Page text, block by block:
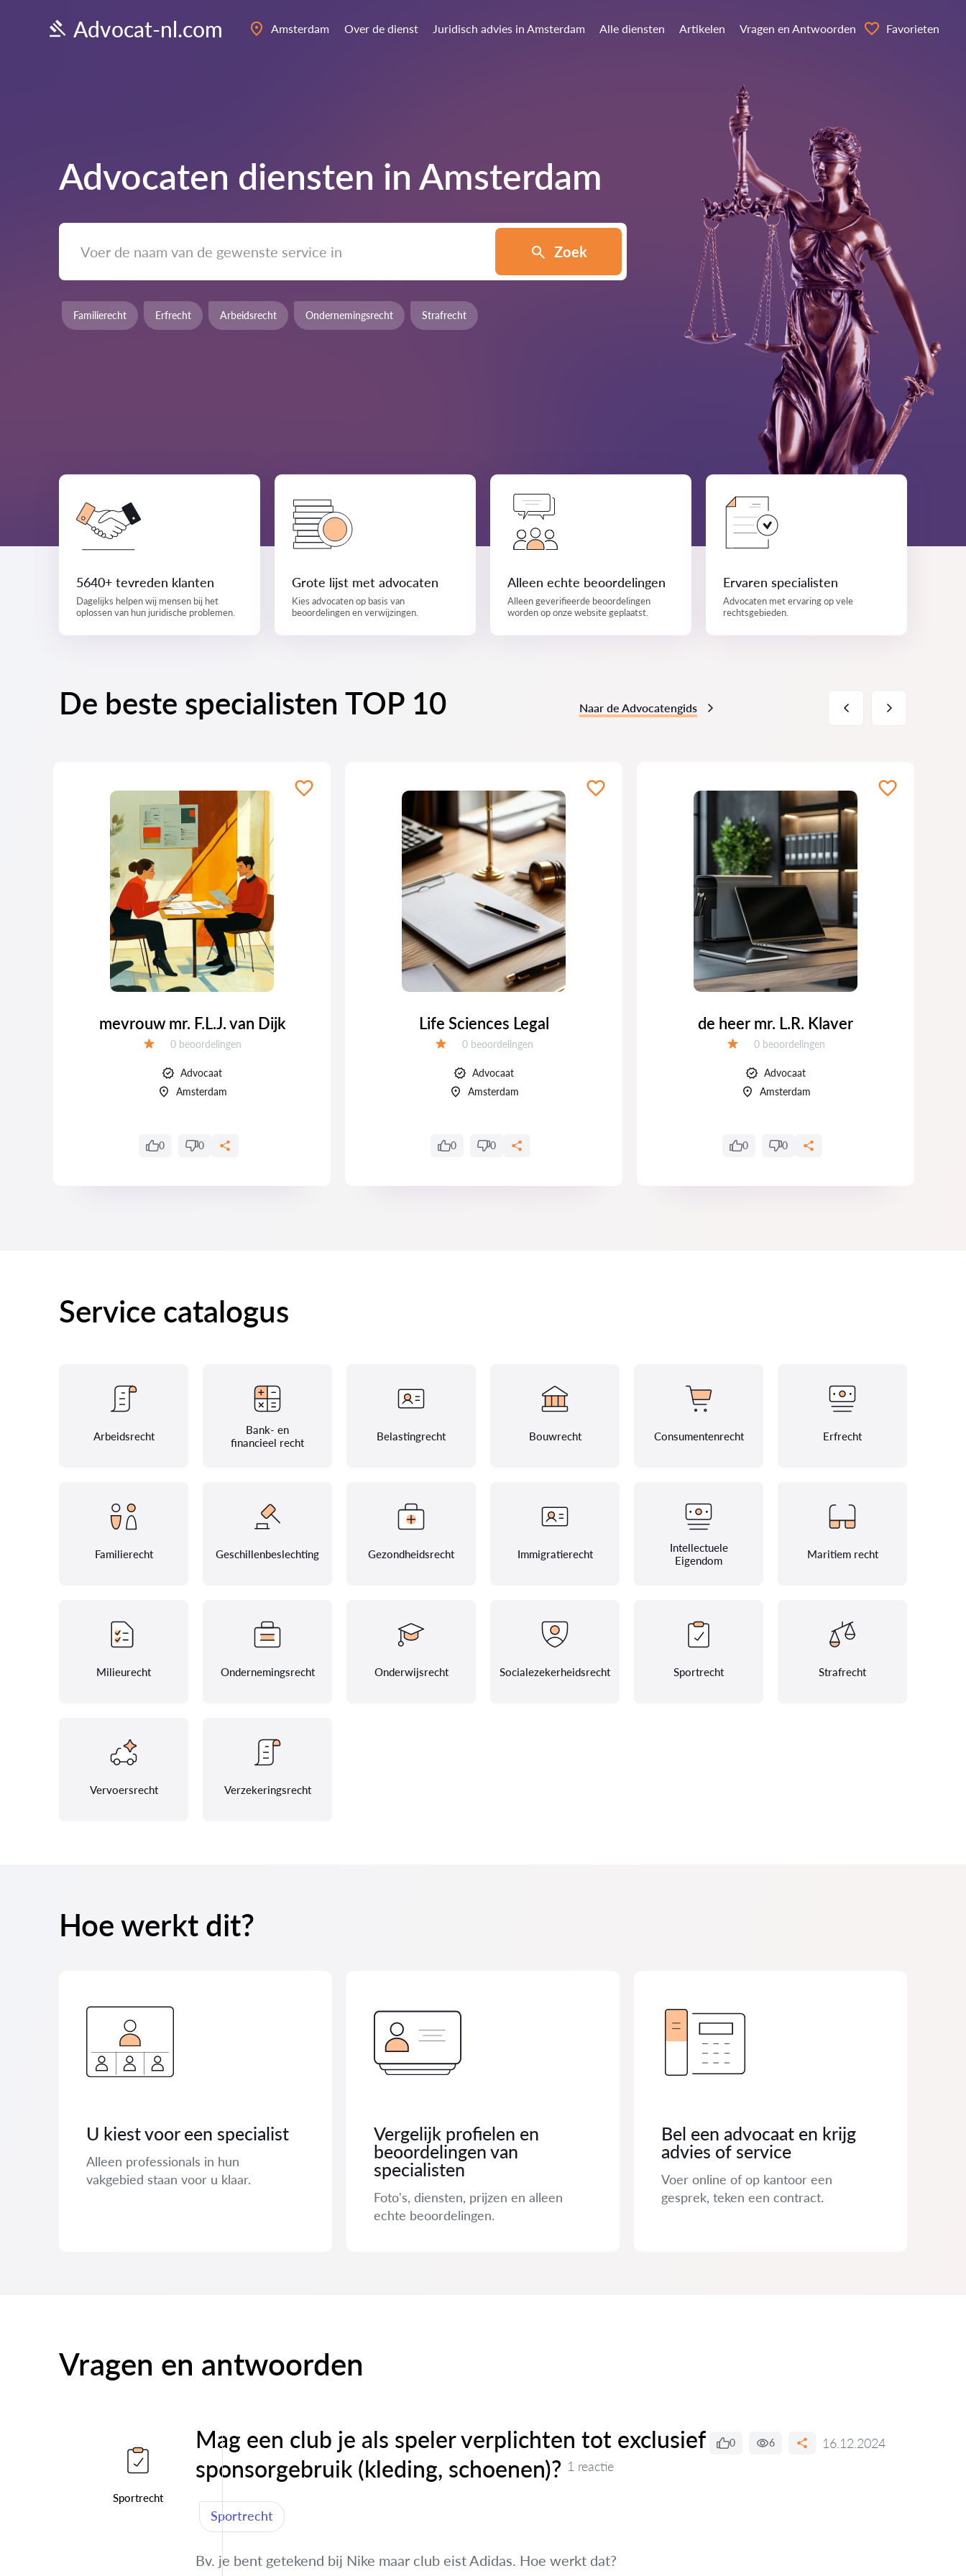
Advocat-nl.com Amsterdam Over de dienst Juridisch advies in Amsterdam Alle diensten Artikelen Vragen en Antwoorden Favorieten
Advocaten diensten in Amsterdam
Zoek
Familierecht Erfrecht Arbeidsrecht Ondernemingsrecht Strafrecht
5640+ tevreden klanten
Dagelijks helpen wij mensen bij het
oplossen van hun juridische problemen.
Grote lijst met advocaten
Kies advocaten op basis van
beoordelingen en verwijzingen.
Alleen echte beoordelingen
Alleen geverifieerde beoordelingen
worden op onze website geplaatst.
Ervaren specialisten
Advocaten met ervaring op vele
rechtsgebieden.
De beste specialisten TOP 10 Naar de Advocatengids
mevrouw mr. F.L.J. van Dijk
Getuigenissen:
0 beoordelingen
Advocaat
Amsterdam
0 0
Life Sciences Legal
Getuigenissen:
0 beoordelingen
Advocaat
Amsterdam
0 0
de heer mr. L.R. Klaver
Getuigenissen:
0 beoordelingen
Advocaat
Amsterdam
0 0
Service catalogus
Arbeidsrecht
Bank- en
financieel recht
Belastingrecht Bouwrecht Consumentenrecht Erfrecht
Familierecht Geschillenbeslechting Gezondheidsrecht Immigratierecht
Intellectuele
Eigendom
Maritiem recht
Milieurecht Ondernemingsrecht Onderwijsrecht Socialezekerheidsrecht Sportrecht Strafrecht
Vervoersrecht Verzekeringsrecht
Hoe werkt dit?
U kiest voor een specialist
Alleen professionals in hun
vakgebied staan ​​voor u klaar.
Vergelijk profielen en
beoordelingen van
specialisten
Foto's, diensten, prijzen en alleen
echte beoordelingen.
Bel een advocaat en krijg
advies of service
Voer online of op kantoor een
gesprek, teken een contract.
Vragen en antwoorden
Sportrecht
Mag een club je als speler verplichten tot exclusief
sponsorgebruik (kleding, schoenen)? 1 reactie
0 6 16.12.2024
Sportrecht
Bv. je bent getekend bij Nike maar club eist Adidas. Hoe werkt dat?